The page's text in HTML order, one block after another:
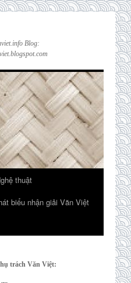
Blog:
thuật
biểu nhận giải Văn Việt
trách Văn Việt: